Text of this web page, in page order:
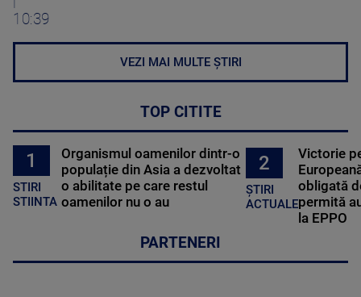
10:39
VEZI MAI MULTE ȘTIRI
TOP CITITE
1
STIRI
STIINTA
Organismul oamenilor dintr-o
populație din Asia a dezvoltat
o abilitate pe care restul
oamenilor nu o au
2
ȘTIRI
ACTUALE
Victorie
obligată
permită
la EPPO
PARTENERI